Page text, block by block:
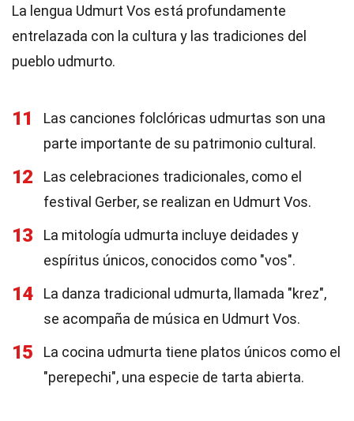
La lengua Udmurt Vos está profundamente
entrelazada con la cultura y las tradiciones del
pueblo udmurto.
11
Las canciones folclóricas udmurtas son una
parte importante de su patrimonio cultural.
12
Las celebraciones tradicionales, como el
festival Gerber, se realizan en Udmurt Vos.
13
La mitología udmurta incluye deidades y
espíritus únicos, conocidos como "vos".
14
La danza tradicional udmurta, llamada "krez",
se acompaña de música en Udmurt Vos.
15
La cocina udmurta tiene platos únicos como el
"perepechi", una especie de tarta abierta.